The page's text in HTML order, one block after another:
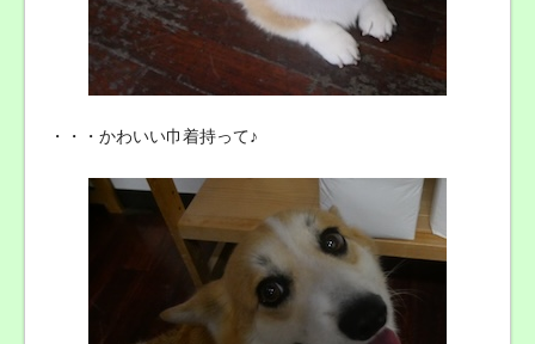
・・・かわいい巾着持って♪